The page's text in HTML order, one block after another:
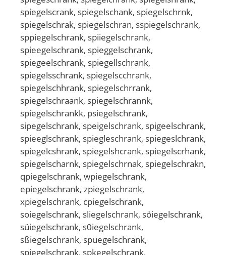
spiegelscrank, spiegelschank, spiegelschrnk,
spiegelschrak, spiegelschran, sspiegelschrank,
sppiegelschrank, spiiegelschrank,
spieegelschrank, spieggelschrank,
spiegeelschrank, spiegellschrank,
spiegelsschrank, spiegelscchrank,
spiegelschhrank, spiegelschrrank,
spiegelschraank, spiegelschrannk,
spiegelschrankk, psiegelschrank,
sipegelschrank, speigelschrank, spigeelschrank,
spieeglschrank, spiegleschrank, spiegeslchrank,
spiegelcshrank, spiegelshcrank, spiegelscrhank,
spiegelscharnk, spiegelschrnak, spiegelschrakn,
qpiegelschrank, wpiegelschrank,
epiegelschrank, zpiegelschrank,
xpiegelschrank, cpiegelschrank,
soiegelschrank, sliegelschrank, söiegelschrank,
süiegelschrank, s0iegelschrank,
sßiegelschrank, spuegelschrank,
spjegelschrank, spkegelschrank,